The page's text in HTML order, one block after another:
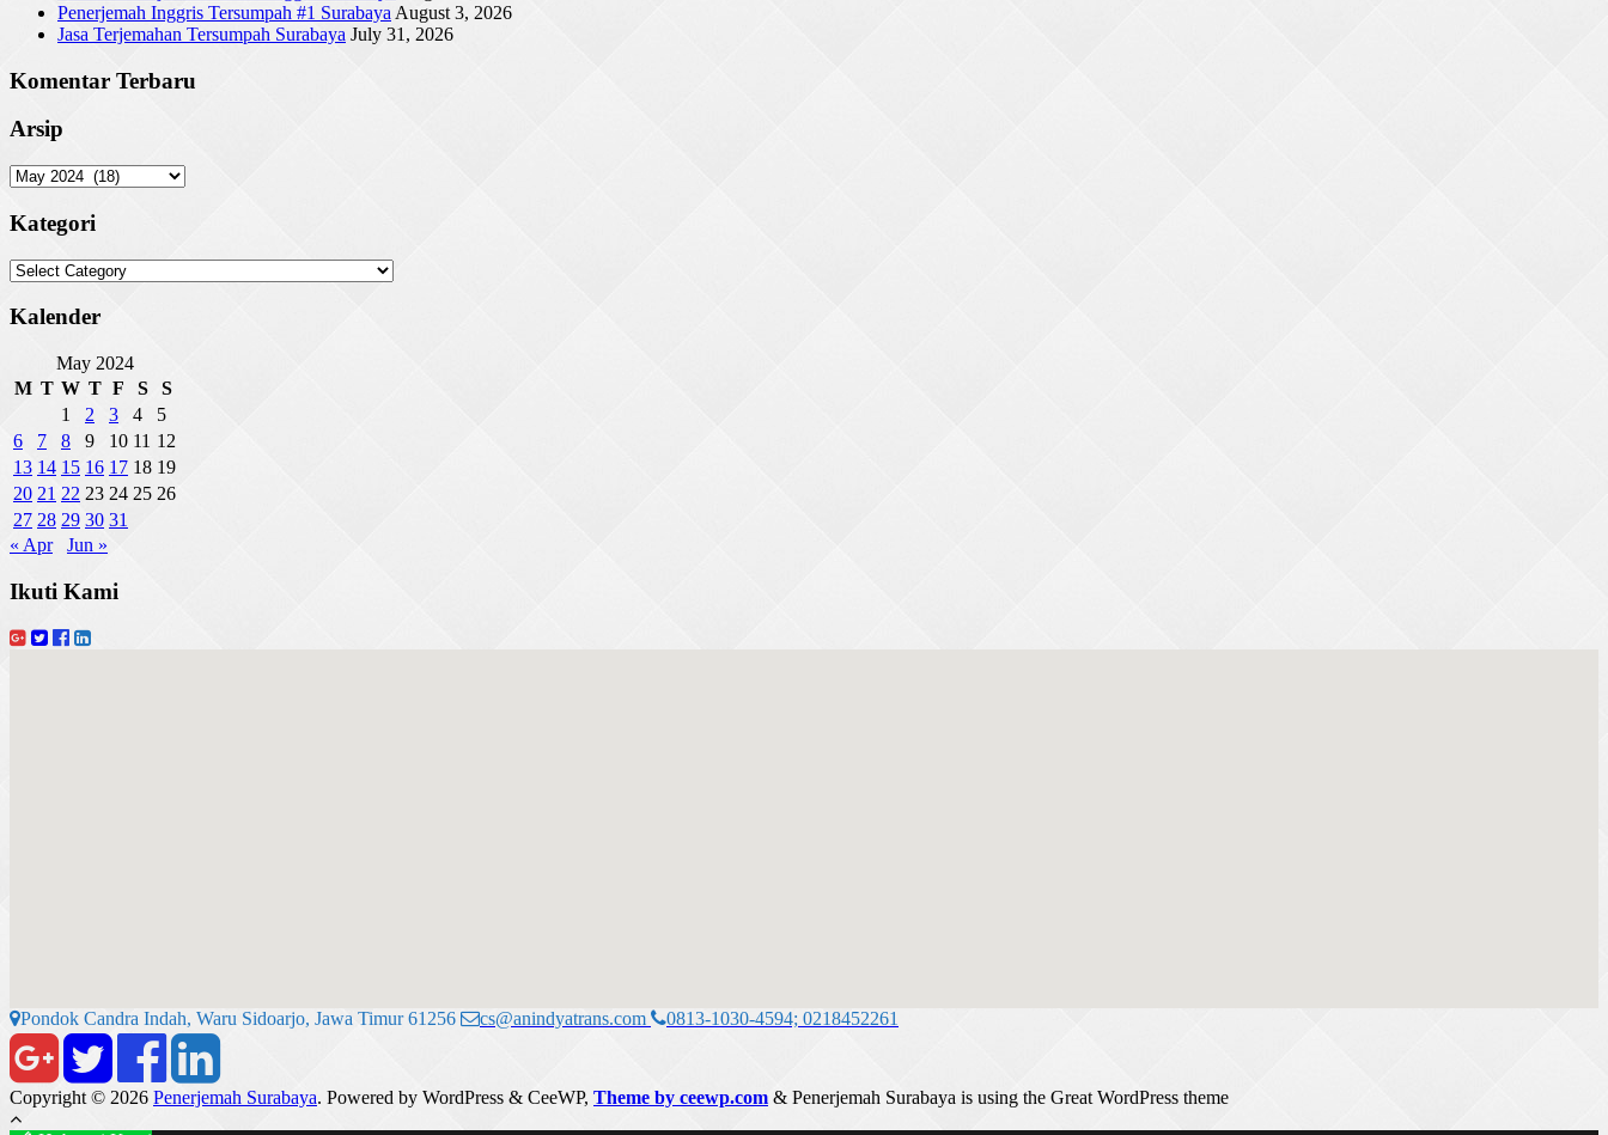
Penerjemah Inggris Tersumpah #1 Surabaya August 3, 2026
Jasa Terjemahan Tersumpah Surabaya July 31, 2026
Komentar Terbaru
Arsip
Arsip
Kategori
Kategori
Kalender
May 2024
M T W T F S
S
1
2 3 4
5
6
7 8 9 10 11 12
13 14 15 16 17 18 19
20 21 22 23 24 25 26
27 28 29 30 31
« Apr
Jun »
Ikuti Kami
Pondok Candra Indah, Waru Sidoarjo, Jawa Timur 61256 cs@anindyatrans.com 0813-1030-4594; 0218452261
Copyright © 2026 Penerjemah Surabaya. Powered by WordPress & CeeWP, Theme by ceewp.com & Penerjemah Surabaya is using the Great WordPress theme